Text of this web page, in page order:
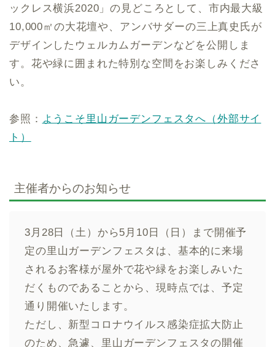
ックレス横浜2020」の見どころとして、市内最大級
10,000㎡の大花壇や、アンバサダーの三上真史氏が
デザインしたウェルカムガーデンなどを公開しま
す。花や緑に囲まれた特別な空間をお楽しみくださ
い。
参照： ようこそ里山ガーデンフェスタへ（外部サイ
ト）
主催者からのお知らせ
3月28日（土）から5月10日（日）まで開催予
定の里山ガーデンフェスタは、基本的に来場
されるお客様が屋外で花や緑をお楽しみいた
だくものであることから、現時点では、予定
通り開催いたします。
ただし、新型コロナウイルス感染症拡大防止
のため、急遽、里山ガーデンフェスタの開催